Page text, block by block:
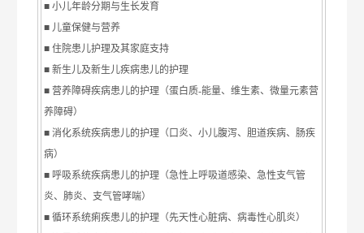
■ 小儿年龄分期与生长发育
■ 儿童保健与营养
■ 住院患儿护理及其家庭支持
■ 新生儿及新生儿疾病患儿的护理
■ 营养障碍疾病患儿的护理（蛋白质-能量、维生素、微量元素营
养障碍）
■ 消化系统疾病患儿的护理（口炎、小儿腹泻、胆道疾病、肠疾
病）
■ 呼吸系统疾病患儿的护理（急性上呼吸道感染、急性支气管
炎、肺炎、支气管哮喘）
■ 循环系统痢疾患儿的护理（先天性心脏病、病毒性心肌炎）